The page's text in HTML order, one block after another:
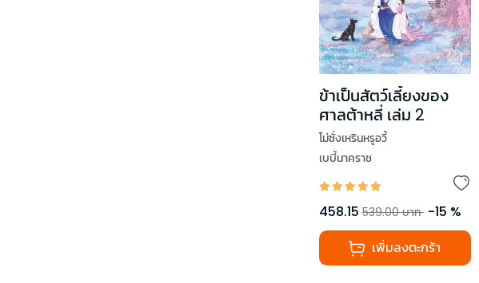
ข้าเป็นสัตว์เลี้ยงของ
ศาลต้าหลี่ เล่ม 2
โม่ซั่งเหรินหรูอวี้
เบบี้นาคราช
458.15 539.00 บาท -15 %
เพิ่มลงตะกร้า